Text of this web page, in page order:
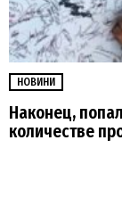
НОВИНИ
Наконец,
количестве